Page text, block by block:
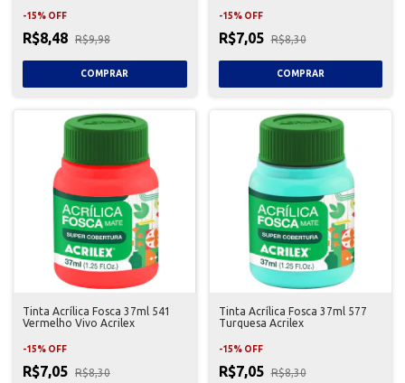
-15% OFF
R$8,48 R$9,98
-15% OFF
R$7,05 R$8,30
Tinta Acrílica Fosca 37ml 541
Vermelho Vivo Acrilex
-15% OFF
R$7,05 R$8,30
Tinta Acrílica Fosca 37ml 577
Turquesa Acrilex
-15% OFF
R$7,05 R$8,30